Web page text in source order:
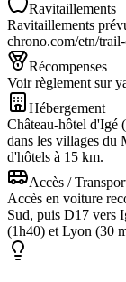
Ravitaillements
Ravitaillements
chrono.com/etn/
Récompenses
Voir règlement sur
Hébergement
Château-hôtel d'Igé
dans les villages du
d'hôtels à 15 km.
Accès /
Accès en voiture
Sud, puis D17 vers
(1h40) et Lyon (30